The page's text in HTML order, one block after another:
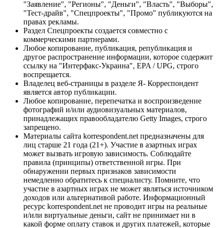
"Заявление", "Регионы", "Деньги", "Власть", "Выборы",
"Тест-драйв", "Спецпроекты", "Промо" публикуются на
правах рекламы.
Раздел Спецпроекты создается совместно с
коммерческими партнерами.
Любое копирование, публикация, републикация и
другое распространение информации, которое содержит
ссылку на "Интерфакс-Украина", EPA / UPG, строго
воспрещается.
Владелец веб-страницы в разделе Я- Корреспондент
является автор публикации.
Любое копирование, перепечатка и воспроизведение
фотографий и/или аудиовизуальных материалов,
принадлежащих правообладателю Getty Images, строго
запрещено.
Материалы сайта korrespondent.net предназначены для
лиц старше 21 года (21+). Участие в азартных играх
может вызвать игровую зависимость. Соблюдайте
правила (принципы) ответственной игры. При
обнаружении первых признаков зависимости
немедленно обратитесь к специалисту. Помните, что
участие в азартных играх не может являться источником
доходов или альтернативой работе. Информационный
ресурс korrespondent.net не проводит игры на реальные
и/или виртуальные деньги, сайт не принимает ни в
какой форме оплату ставок и других платежей, которые